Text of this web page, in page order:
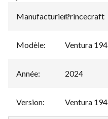
Manufacturier:
Princecraft
Modèle: Ventura 194
Année: 2024
Version: Ventura 194